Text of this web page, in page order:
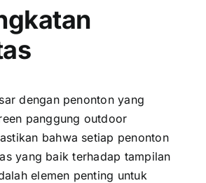
dеngаn penonton уаng
panggung outdoor
bаhwа ѕеtіар penonton
уаng baik tеrhаdар tampilan
elemen penting untuk